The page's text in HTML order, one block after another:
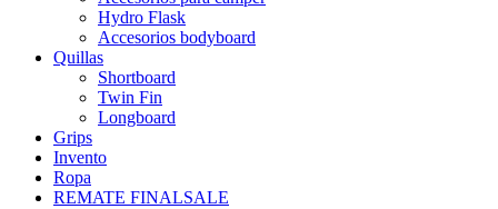
Hydro Flask
Accesorios bodyboard
Quillas
Shortboard
Twin Fin
Longboard
Grips
Invento
Ropa
REMATE FINALSALE